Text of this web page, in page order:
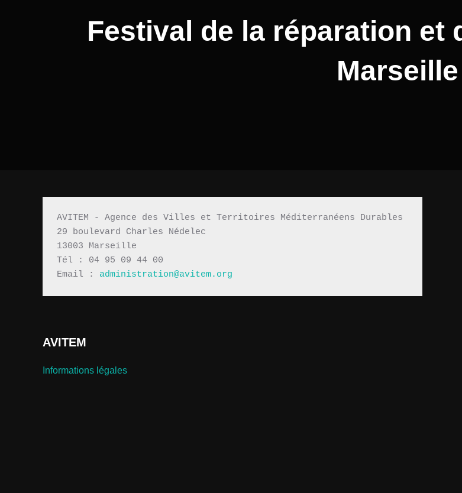
Festival de la réparation et
Marseille
AVITEM - Agence des Villes et Territoires Méditerranéens Durables
29 boulevard Charles Nédelec
13003 Marseille
Tél : 04 95 09 44 00
Email : administration@avitem.org
AVITEM
Informations légales